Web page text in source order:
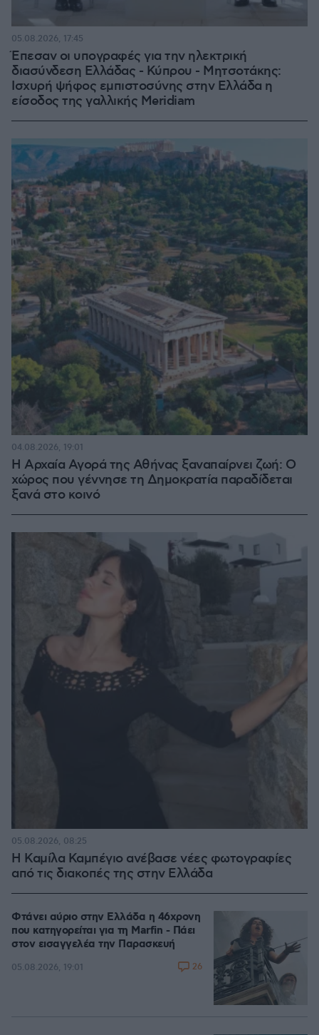
Έπεσαν οι υπογραφές για την ηλεκτρική
διασύνδεση Ελλάδας - Κύπρου - Μητσοτάκης:
Ισχυρή ψήφος εμπιστοσύνης στην Ελλάδα η
είσοδος της γαλλικής Meridiam
05.08.2026, 17:45
Η Αρχαία Αγορά της Αθήνας ξαναπαίρνει ζωή: Ο
χώρος που γέννησε τη Δημοκρατία παραδίδεται
ξανά στο κοινό
04.08.2026, 19:01
Η Καμίλα Καμπέγιο ανέβασε νέες φωτογραφίες
από τις διακοπές της στην Ελλάδα
05.08.2026, 08:25
Φτάνει αύριο στην Ελλάδα η 46χρονη
που κατηγορείται για τη Marfin - Πάει
στον εισαγγελέα την Παρασκευή
05.08.2026, 19:01 26